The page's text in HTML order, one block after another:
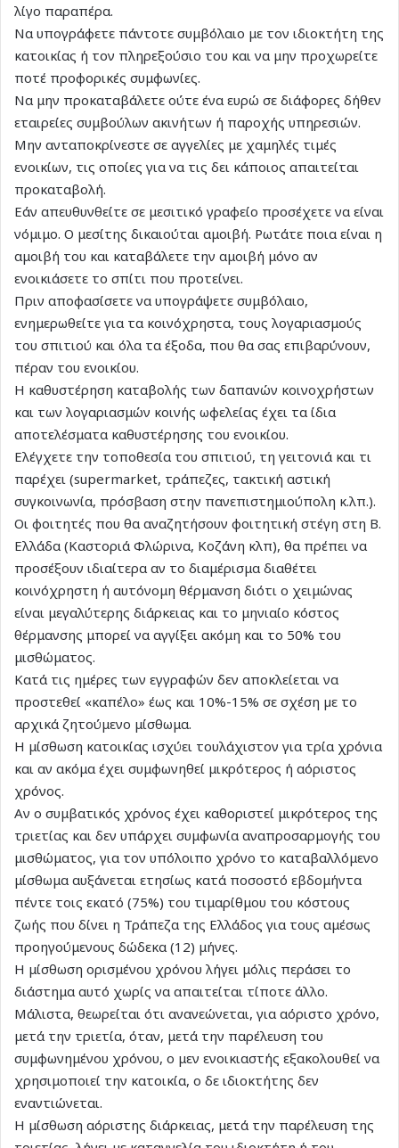
λίγο παραπέρα.
Να υπογράφετε πάντοτε συμβόλαιο με τον ιδιοκτήτη της
κατοικίας ή τον πληρεξούσιο του και να μην προχωρείτε
ποτέ προφορικές συμφωνίες.
Να μην προκαταβάλετε ούτε ένα ευρώ σε διάφορες δήθεν
εταιρείες συμβούλων ακινήτων ή παροχής υπηρεσιών.
Μην ανταποκρίνεστε σε αγγελίες με χαμηλές τιμές
ενοικίων, τις οποίες για να τις δει κάποιος απαιτείται
προκαταβολή.
Εάν απευθυνθείτε σε μεσιτικό γραφείο προσέχετε να είναι
νόμιμο. Ο μεσίτης δικαιούται αμοιβή. Ρωτάτε ποια είναι η
αμοιβή του και καταβάλετε την αμοιβή μόνο αν
ενοικιάσετε το σπίτι που προτείνει.
Πριν αποφασίσετε να υπογράψετε συμβόλαιο,
ενημερωθείτε για τα κοινόχρηστα, τους λογαριασμούς
του σπιτιού και όλα τα έξοδα, που θα σας επιβαρύνουν,
πέραν του ενοικίου.
Η καθυστέρηση καταβολής των δαπανών κοινοχρήστων
και των λογαριασμών κοινής ωφελείας έχει τα ίδια
αποτελέσματα καθυστέρησης του ενοικίου.
Ελέγχετε την τοποθεσία του σπιτιού, τη γειτονιά και τι
παρέχει (supermarket, τράπεζες, τακτική αστική
συγκοινωνία, πρόσβαση στην πανεπιστημιούπολη κ.λπ.).
Οι φοιτητές που θα αναζητήσουν φοιτητική στέγη στη Β.
Ελλάδα (Καστοριά Φλώρινα, Κοζάνη κλπ), θα πρέπει να
προσέξουν ιδιαίτερα αν το διαμέρισμα διαθέτει
κοινόχρηστη ή αυτόνομη θέρμανση διότι ο χειμώνας
είναι μεγαλύτερης διάρκειας και το μηνιαίο κόστος
θέρμανσης μπορεί να αγγίξει ακόμη και το 50% του
μισθώματος.
Κατά τις ημέρες των εγγραφών δεν αποκλείεται να
προστεθεί «καπέλο» έως και 10%-15% σε σχέση µε το
αρχικά ζητούμενο μίσθωμα.
Η μίσθωση κατοικίας ισχύει τουλάχιστον για τρία χρόνια
και αν ακόμα έχει συμφωνηθεί μικρότερος ή αόριστος
χρόνος.
Αν ο συμβατικός χρόνος έχει καθοριστεί μικρότερος της
τριετίας και δεν υπάρχει συμφωνία αναπροσαρμογής του
μισθώματος, για τον υπόλοιπο χρόνο το καταβαλλόμενο
μίσθωμα αυξάνεται ετησίως κατά ποσοστό εβδομήντα
πέντε τοις εκατό (75%) του τιμαρίθμου του κόστους
ζωής που δίνει η Τράπεζα της Ελλάδος για τους αμέσως
προηγούμενους δώδεκα (12) μήνες.
Η μίσθωση ορισμένου χρόνου λήγει μόλις περάσει το
διάστημα αυτό χωρίς να απαιτείται τίποτε άλλο.
Μάλιστα, θεωρείται ότι ανανεώνεται, για αόριστο χρόνο,
μετά την τριετία, όταν, μετά την παρέλευση του
συμφωνημένου χρόνου, ο μεν ενοικιαστής εξακολουθεί να
χρησιμοποιεί την κατοικία, ο δε ιδιοκτήτης δεν
εναντιώνεται.
Η μίσθωση αόριστης διάρκειας, μετά την παρέλευση της